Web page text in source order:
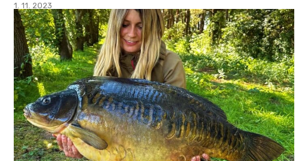
1. 11. 2023